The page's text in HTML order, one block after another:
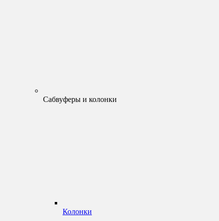
Сабвуферы и колонки
Колонки